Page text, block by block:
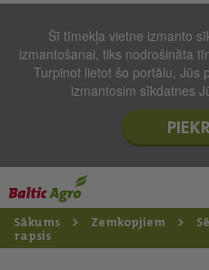
Šī tīmekļa vietne izmanto
izmantošanai, tiks nodrošināta
Turpinot lietot šo portālu, Jūs
izmantosim sīkdatnes
Sākums Zemkopjiem
rapsis